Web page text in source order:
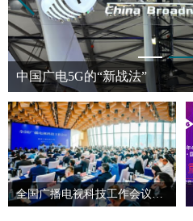
中国广电5G的“新战法”
全国广播电视科技工作会议在